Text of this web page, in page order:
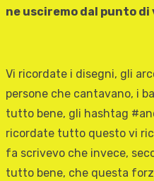
ne usciremo dal punto
Vi ricordate i disegni, gli
persone che cantavano, i
tutto bene, gli hashtag
ricordate tutto questo vi
fa scrivevo che invece,
tutto bene, che questa